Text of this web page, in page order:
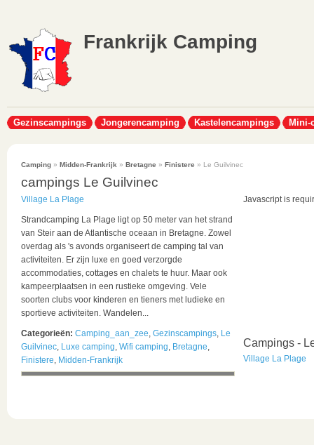
Frankrijk Camping
Gezinscampings Jongerencamping Kastelencampings Mini-
Camping » Midden-Frankrijk » Bretagne » Finistere » Le Guilvinec
campings Le Guilvinec
Village La Plage
Strandcamping La Plage ligt op 50 meter van het strand
van Steir aan de Atlantische oceaan in Bretagne. Zowel
overdag als 's avonds organiseert de camping tal van
activiteiten. Er zijn luxe en goed verzorgde
accommodaties, cottages en chalets te huur. Maar ook
kampeerplaatsen in een rustieke omgeving. Vele
soorten clubs voor kinderen en tieners met ludieke en
sportieve activiteiten. Wandelen...
Categorieën: Camping_aan_zee, Gezinscampings, Le
Guilvinec, Luxe camping, Wifi camping, Bretagne,
Finistere, Midden-Frankrijk
Javascript is
Campings -
Village La Plage